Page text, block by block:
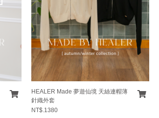
HEALER Made 夢遊仙境 天絲連帽薄
針織外套
NT$.1380